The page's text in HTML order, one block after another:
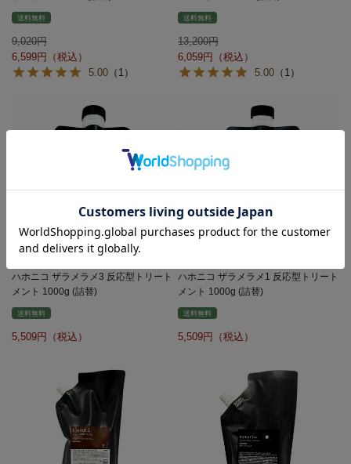
送料無料
9,020
6,599
5.00 （1）
送料無料
13,200
6,059
5.00 （1）
ハホニコ ザラメラメ3 反応型トリート
メント 1000g (詰替)
送料無料
5,509
ハホニコ ザラメラメ1 反応型トリート
メント 1000g (詰替)
送料無料
5,509